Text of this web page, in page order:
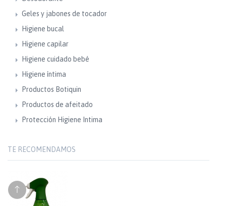
Geles y jabones de tocador
Higiene bucal
Higiene capilar
Higiene cuidado bebé
Higiene íntima
Productos Botiquin
Productos de afeitado
Protección Higiene Intima
TE RECOMENDAMOS